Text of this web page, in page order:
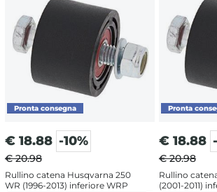
€ 18.88 -10%
€ 20.98
Rullino catena Husqvarna 250
WR (1996-2013) inferiore WRP
€ 18.88
€ 20.98
Rullino
(2001-2011)